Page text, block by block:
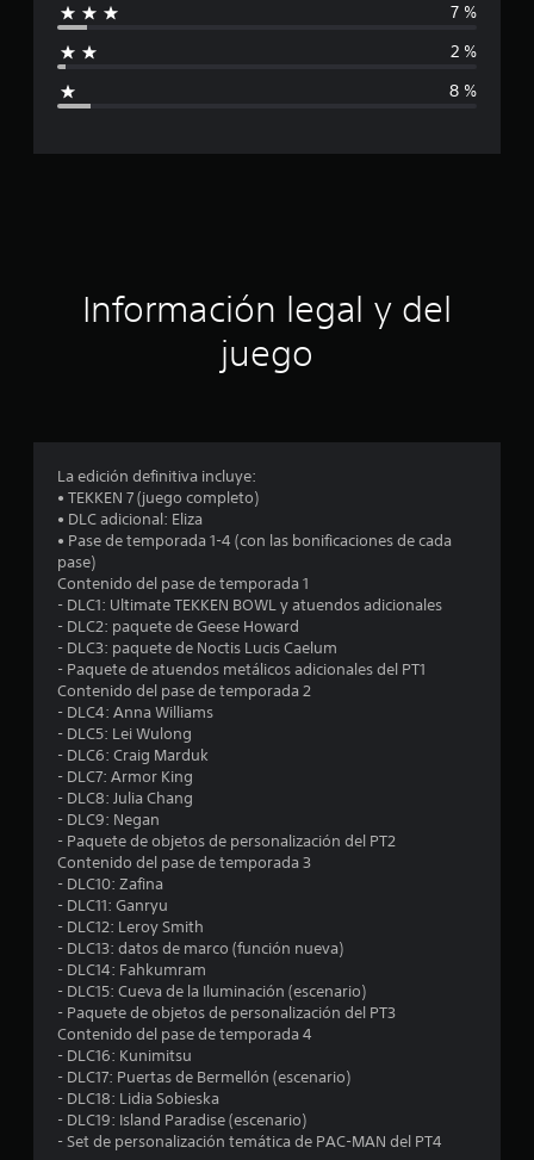
a
ó
r
d
e
7 %
2 %
8 %
Información legal y del
juego
La edición definitiva incluye:
• TEKKEN 7 (juego completo)
• DLC adicional: Eliza
• Pase de temporada 1-4 (con las bonificaciones de cada
pase)
Contenido del pase de temporada 1
- DLC1: Ultimate TEKKEN BOWL y atuendos adicionales
- DLC2: paquete de Geese Howard
- DLC3: paquete de Noctis Lucis Caelum
- Paquete de atuendos metálicos adicionales del PT1
Contenido del pase de temporada 2
- DLC4: Anna Williams
- DLC5: Lei Wulong
- DLC6: Craig Marduk
- DLC7: Armor King
- DLC8: Julia Chang
- DLC9: Negan
- Paquete de objetos de personalización del PT2
Contenido del pase de temporada 3
- DLC10: Zafina
- DLC11: Ganryu
- DLC12: Leroy Smith
- DLC13: datos de marco (función nueva)
- DLC14: Fahkumram
- DLC15: Cueva de la Iluminación (escenario)
- Paquete de objetos de personalización del PT3
Contenido del pase de temporada 4
- DLC16: Kunimitsu
- DLC17: Puertas de Bermellón (escenario)
- DLC18: Lidia Sobieska
- DLC19: Island Paradise (escenario)
- Set de personalización temática de PAC-MAN del PT4